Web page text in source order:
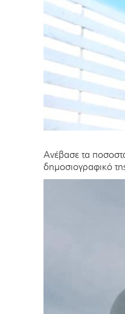
Ανέβασε τα
δημοσιογραφικό